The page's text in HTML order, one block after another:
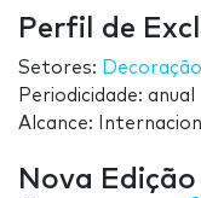
Perfil de
Setores:
Periodicidade: anual
Alcance:
Nova